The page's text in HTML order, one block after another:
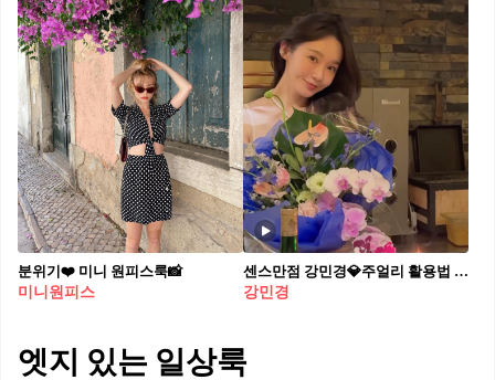
분위기❤️ 미니 원피스룩📸
미니원피스
센스만점 강민경💎주얼리 활용법 과하지 않고 세련된 룩엔 주얼리로 포인트✨
강민경
엣지 있는 일상룩